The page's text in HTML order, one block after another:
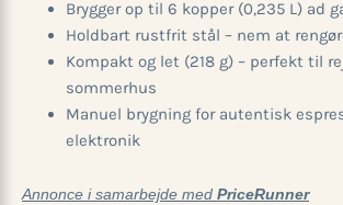
Brygger op til 6 kopper (0,235 L) ad
Holdbart rustfrit stål – nem at
Kompakt og let (218 g) – perfekt til
sommerhus
Manuel brygning for autentisk
elektronik
Annonce i samarbejde med PriceRunner